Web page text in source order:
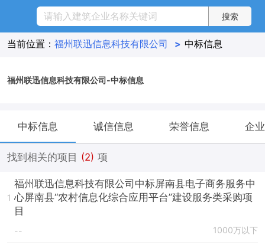
当前位置： 福州联迅信息科技有限公司 > 中标信息
福州联迅信息科技有限公司-中标信息
中标信息 诚信信息 荣誉信息 企
找到相关的项目 (2) 项
1
福州联迅信息科技有限公司中标屏南县电子商务服务中
心屏南县“农村信息化综合应用平台”建设服务类采购项
目
-- 1000万以下